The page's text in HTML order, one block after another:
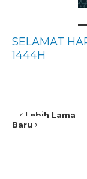
SELAMAT
1444H
Lebih Lama
Baru